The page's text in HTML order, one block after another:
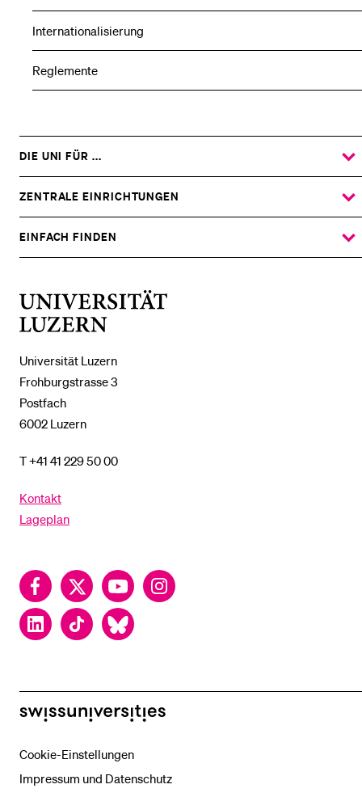
Internationalisierung
Reglemente
Universität Luzern
Frohburgstrasse 3
Postfach
6002 Luzern
T +41 41 229 50 00
Kontakt
Lageplan
FacebookTwitter YouTubeInstagram
LinkedInTikTok Bluesky
DIE UNI FÜR ...
ZEIGE
DAS
UNTERMENÜ
ZENTRALE EINRICHTUNGEN
ZEIGE
DAS
UNTERMENÜ
EINFACH FINDEN
ZEIGE
DAS
swissuniversities
Cookie-Einstellungen
Impressum und Datenschutz